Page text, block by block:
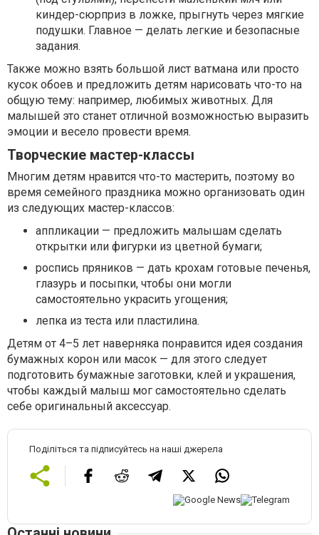
киндер-сюрприз в ложке, прыгнуть через мягкие
подушки. Главное — делать легкие и безопасные
задания.
Также можно взять большой лист ватмана или просто
кусок обоев и предложить детям нарисовать что-то на
общую тему: например, любимых животных. Для
малышей это станет отличной возможностью выразить
эмоции и весело провести время.
Творческие мастер-классы
Многим детям нравится что-то мастерить, поэтому во
время семейного праздника можно организовать один
из следующих мастер-классов:
аппликации — предложить малышам сделать
открытки или фигурки из цветной бумаги;
роспись пряников — дать крохам готовые печенья,
глазурь и посыпки, чтобы они могли
самостоятельно украсить угощения;
лепка из теста или пластилина.
Детям от 4–5 лет наверняка понравится идея создания
бумажных корон или масок — для этого следует
подготовить бумажные заготовки, клей и украшения,
чтобы каждый малыш мог самостоятельно сделать
себе оригинальный аксессуар.
Поділіться та підписуйтесь на наші джерела